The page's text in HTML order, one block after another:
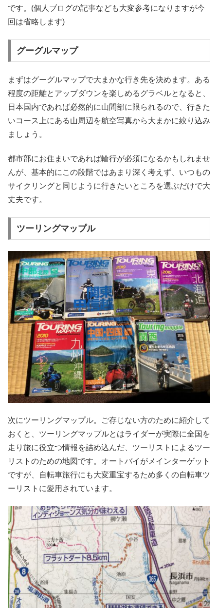
です。(個人ブログの記事なども大変参考になりますが今
回は省略します)
グーグルマップ
まずはグーグルマップで大まかな行き先を決めます。ある
程度の距離とアップダウンを楽しめるグラベルとなると、
日本国内であれば必然的に山間部に限られるので、行きた
いコース上にある山周辺を航空写真から大まかに絞り込み
ましょう。
都市部にお住まいであれば輪行が必須になるかもしれませ
んが、基本的にこの段階ではあまり深く考えず、いつもの
サイクリングと同じように行きたいところを選ぶだけで大
丈夫です。
ツーリングマップル
次にツーリングマップル。ご存じない方のために紹介して
おくと、ツーリングマップルとはライダーが実際に全国を
走り旅に役立つ情報を詰め込んだ、ツーリストによるツー
リストのための地図です。オートバイがメインターゲット
ですが、自転車旅行にも大変重宝するため多くの自転車ツ
ーリストに愛用されています。